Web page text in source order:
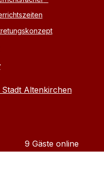
Altenkirchen
9 Gäste online